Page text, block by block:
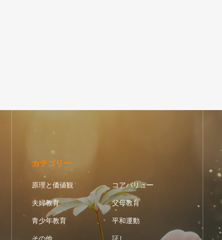
カテゴリー
原理と価値観 コアバリュー
夫婦教育 父母教育
青少年教育 平和運動